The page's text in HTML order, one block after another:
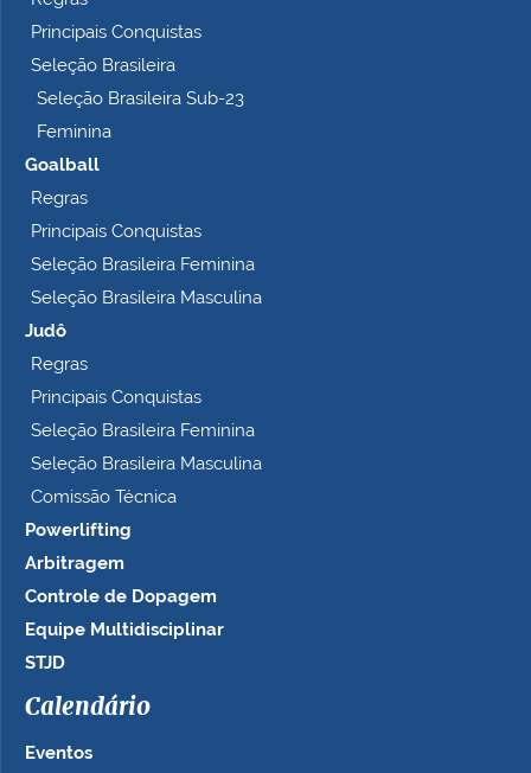
Principais Conquistas
Seleção Brasileira
Seleção Brasileira Sub-23
Feminina
Goalball
Regras
Principais Conquistas
Seleção Brasileira Feminina
Seleção Brasileira Masculina
Judô
Regras
Principais Conquistas
Seleção Brasileira Feminina
Seleção Brasileira Masculina
Comissão Técnica
Powerlifting
Arbitragem
Controle de Dopagem
Equipe Multidisciplinar
STJD
Calendário
Eventos